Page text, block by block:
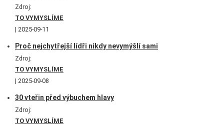
Zdroj:
TO VYMYSLÍME
2025-09-11
Proč nejchytřejší lídři nikdy nevymýšlí sami
Zdroj:
TO VYMYSLÍME
2025-09-08
30 vteřin před výbuchem hlavy
Zdroj:
TO VYMYSLÍME